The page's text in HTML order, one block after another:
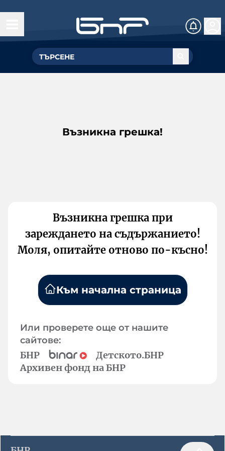
Възникна грешка!
Възникна грешка при
зареждането на съдържанието!
Моля, опитайте отново по-късно!
Към начална страница
Или проверете още от нашите
сайтове:
БНР
Детското.БНР
Архивен фонд на БНР